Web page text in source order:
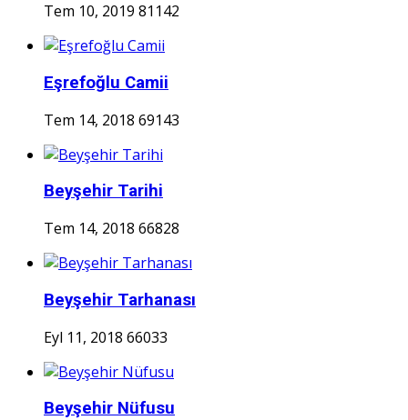
Tem 10, 2019 81142
Eşrefoğlu Camii
Tem 14, 2018 69143
Beyşehir Tarihi
Tem 14, 2018 66828
Beyşehir Tarhanası
Eyl 11, 2018 66033
Beyşehir Nüfusu